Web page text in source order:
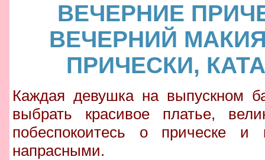
ВЕЧЕРНИЕ
ВЕЧЕРНИЙ
ПРИЧЕСКИ,
Каждая девушка на выпускном
выбрать красивое платье,
побеспокоитесь о прическе и
напрасными.